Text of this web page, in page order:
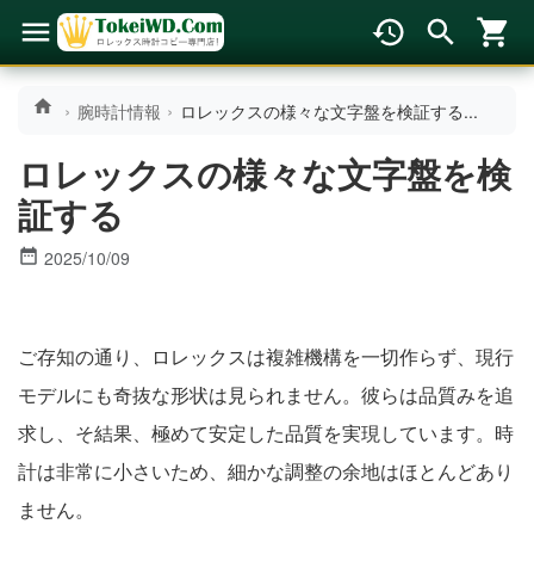
腕時計情報 ロレックスの様々な文字盤を検証する...
ロレックスの様々な文字盤を検
証する
2025/10/09
ご存知の通り、ロレックスは複雑機構を一切作らず、現行
モデルにも奇抜な形状は見られません。彼らは品質みを追
求し、そ結果、極めて安定した品質を実現しています。時
計は非常に小さいため、細かな調整の余地はほとんどあり
ません。